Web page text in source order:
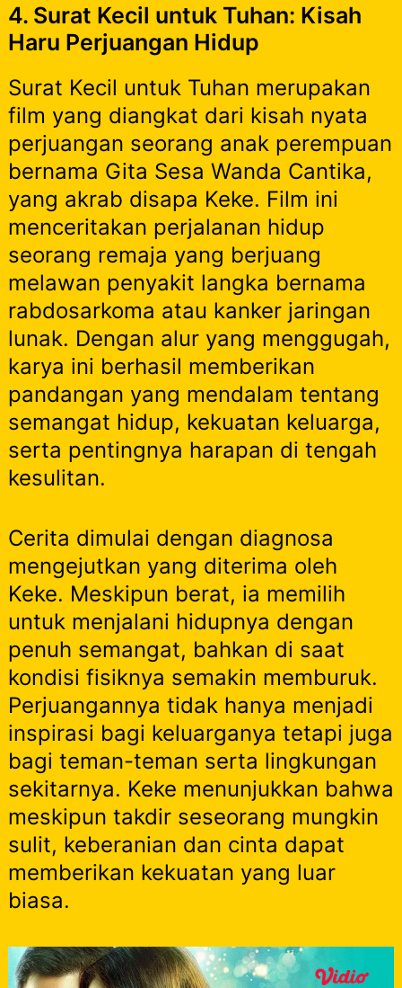
4. Surat Kecil untuk Tuhan: Kisah
Haru Perjuangan Hidup
Surat Kecil untuk Tuhan merupakan
film yang diangkat dari kisah nyata
perjuangan seorang anak perempuan
bernama Gita Sesa Wanda Cantika,
yang akrab disapa Keke. Film ini
menceritakan perjalanan hidup
seorang remaja yang berjuang
melawan penyakit langka bernama
rabdosarkoma atau kanker jaringan
lunak. Dengan alur yang menggugah,
karya ini berhasil memberikan
pandangan yang mendalam tentang
semangat hidup, kekuatan keluarga,
serta pentingnya harapan di tengah
kesulitan.
Cerita dimulai dengan diagnosa
mengejutkan yang diterima oleh
Keke. Meskipun berat, ia memilih
untuk menjalani hidupnya dengan
penuh semangat, bahkan di saat
kondisi fisiknya semakin memburuk.
Perjuangannya tidak hanya menjadi
inspirasi bagi keluarganya tetapi juga
bagi teman-teman serta lingkungan
sekitarnya. Keke menunjukkan bahwa
meskipun takdir seseorang mungkin
sulit, keberanian dan cinta dapat
memberikan kekuatan yang luar
biasa.